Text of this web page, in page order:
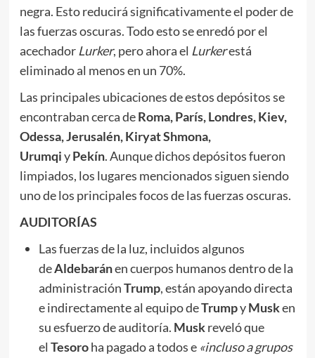
negra. Esto reducirá significativamente el poder de
las fuerzas oscuras. Todo esto se enredó por el
acechador Lurker, pero ahora el Lurkerestá
eliminado al menos en un 70%.
Las principales ubicaciones de estos depósitos se
encontraban cerca deRoma, París, Londres, Kiev,
Odessa, Jerusalén, Kiryat Shmona,
UrumqiyPekín. Aunque dichos depósitos fueron
limpiados, los lugares mencionados siguen siendo
uno de los principales focos de las fuerzas oscuras.
AUDITORÍAS
Las fuerzas de la luz, incluidos algunos
deAldebaránen cuerpos humanos dentro de la
administraciónTrump, están apoyando directa
e indirectamente al equipo deTrumpyMusken
su esfuerzo de auditoría. Muskreveló que
el Tesoroha pagado a todos e «incluso a grupos